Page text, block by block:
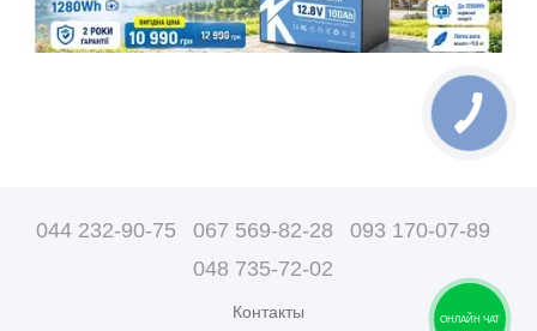
044 232-90-75 067 569-82-28
093 170-07-89
048 735-72-02
Контакты ОНЛАЙН ЧАТ